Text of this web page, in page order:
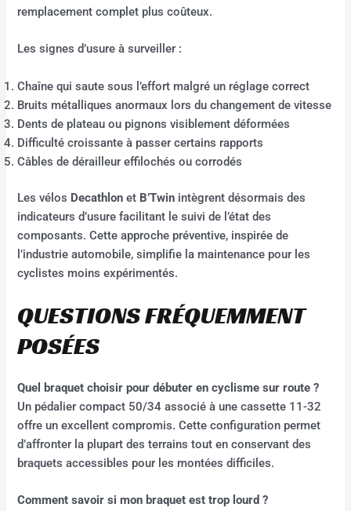
remplacement complet plus coûteux.
Les signes d’usure à surveiller :
Chaîne qui saute sous l’effort malgré un réglage correct
Bruits métalliques anormaux lors du changement de vitesse
Dents de plateau ou pignons visiblement déformées
Difficulté croissante à passer certains rapports
Câbles de dérailleur effilochés ou corrodés
Les vélos Decathlon et B’Twin intègrent désormais des
indicateurs d’usure facilitant le suivi de l’état des
composants. Cette approche préventive, inspirée de
l’industrie automobile, simplifie la maintenance pour les
cyclistes moins expérimentés.
QUESTIONS FRÉQUEMMENT
POSÉES
Quel braquet choisir pour débuter en cyclisme sur route ?
Un pédalier compact 50/34 associé à une cassette 11-32
offre un excellent compromis. Cette configuration permet
d’affronter la plupart des terrains tout en conservant des
braquets accessibles pour les montées difficiles.
Comment savoir si mon braquet est trop lourd ?